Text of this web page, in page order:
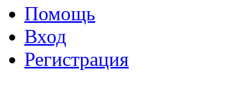
Помощь
Вход
Регистрация